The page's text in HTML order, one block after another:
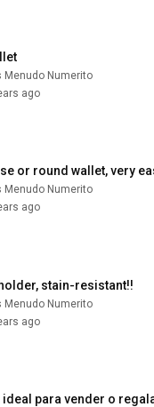
Menudo Numerito
ago
or round wallet, very
Menudo Numerito
ago
stain-resistant!!
Menudo Numerito
ago
ideal para vender o